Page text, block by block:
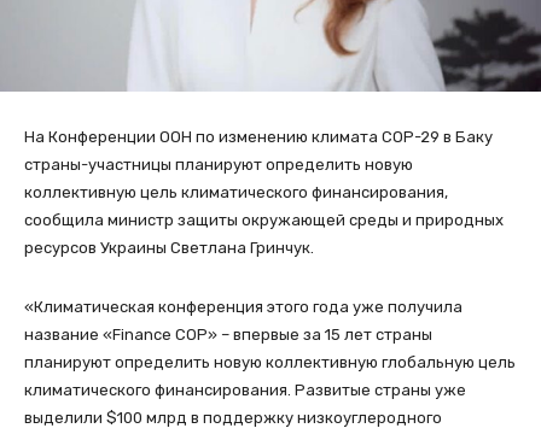
На Конференции ООН по изменению климата СОР-29 в Баку
страны-участницы планируют определить новую
коллективную цель климатического финансирования,
сообщила министр защиты окружающей среды и природных
ресурсов Украины Светлана Гринчук.
«Климатическая конференция этого года уже получила
название «Finance COP» – впервые за 15 лет страны
планируют определить новую коллективную глобальную цель
климатического финансирования. Развитые страны уже
выделили $100 млрд в поддержку низкоуглеродного